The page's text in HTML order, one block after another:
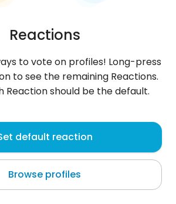
jezeli nie widze serduszka ;) moją
jest poczucie humoru, sprawdź to
Reactions
to vote on profiles! Long-press
to see the remaining Reactions.
Reaction should be the default.
default reaction
Browse profiles